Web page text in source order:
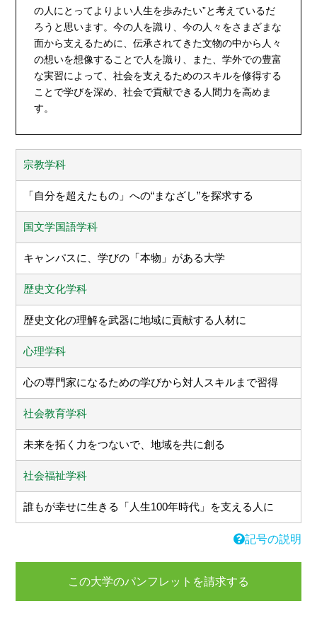
の人にとってよりよい人生を歩みたい”と考えているだ
ろうと思います。今の人を識り、今の人々をさまざまな
面から支えるために、伝承されてきた文物の中から人々
の想いを想像することで人を識り、また、学外での豊富
な実習によって、社会を支えるためのスキルを修得する
ことで学びを深め、社会で貢献できる人間力を高めま
す。
宗教学科
「自分を超えたもの」への“まなざし”を探求する
国文学国語学科
キャンパスに、学びの「本物」がある大学
歴史文化学科
歴史文化の理解を武器に地域に貢献する人材に
心理学科
心の専門家になるための学びから対人スキルまで習得
社会教育学科
未来を拓く力をつないで、地域を共に創る
社会福祉学科
誰もが幸せに生きる「人生100年時代」を支える人に
記号の説明
この大学のパンフレットを請求する